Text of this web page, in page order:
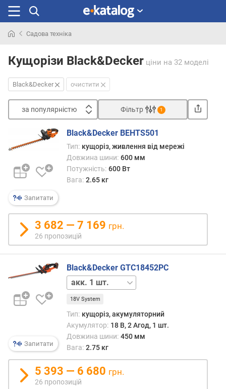
раніше
Садова техніка
Кущорізи Black&Decker ціни на 32 моделі
Black&Decker очистити
за популярністю
о
л
я
р
н
і
с
ю
в
е
ш
е
в
и
Фільтр 1
Запитати
Black&Decker BEHTS501
Тип: кущоріз, живлення від мережі
Довжина шини: 600 мм
Потужність: 600 Вт
Вага: 2.65 кг
3 682 — 7 169 грн.
26 пропозицій
Запитати
Black&Decker GTC18452PC
акк.
відсутній
18V System
Тип: кущоріз, акумуляторний
Акумулятор: 18 В, 2 Агод, 1 шт.
Довжина шини: 450 мм
Вага: 2.75 кг
5 393 — 6 680 грн.
26 пропозицій